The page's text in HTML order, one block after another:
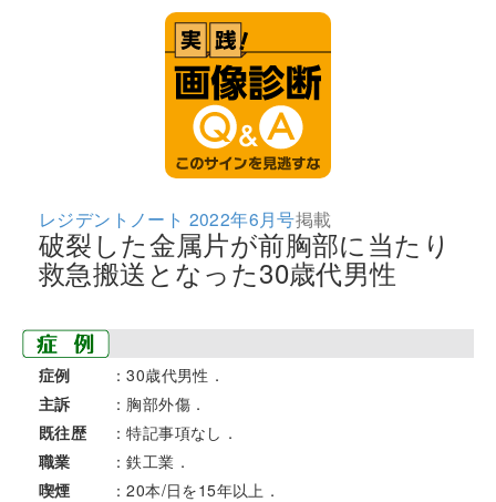
レジデントノート 2022年6月号掲載
破裂した金属片が前胸部に当たり
救急搬送となった30歳代男性
症例
：30歳代男性．
主訴
：胸部外傷．
既往歴
：特記事項なし．
職業
：鉄工業．
喫煙
：20本/日を15年以上．